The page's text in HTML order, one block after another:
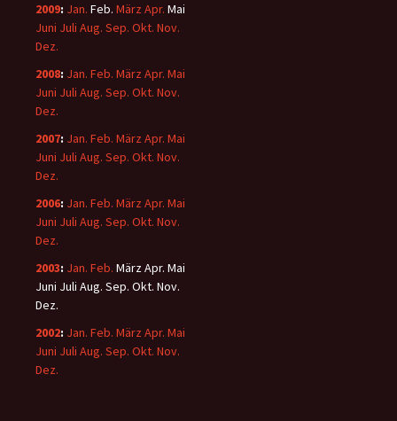
2009: Jan. Feb. März Apr. Mai
Juni Juli Aug. Sep. Okt. Nov.
Dez.
2008: Jan. Feb. März Apr. Mai
Juni Juli Aug. Sep. Okt. Nov.
Dez.
2007: Jan. Feb. März Apr. Mai
Juni Juli Aug. Sep. Okt. Nov.
Dez.
2006: Jan. Feb. März Apr. Mai
Juni Juli Aug. Sep. Okt. Nov.
Dez.
2003: Jan. Feb. MärzApr. Mai
Juni Juli Aug. Sep. Okt. Nov.
Dez.
2002: Jan. Feb. März Apr. Mai
Juni Juli Aug. Sep. Okt. Nov.
Dez.